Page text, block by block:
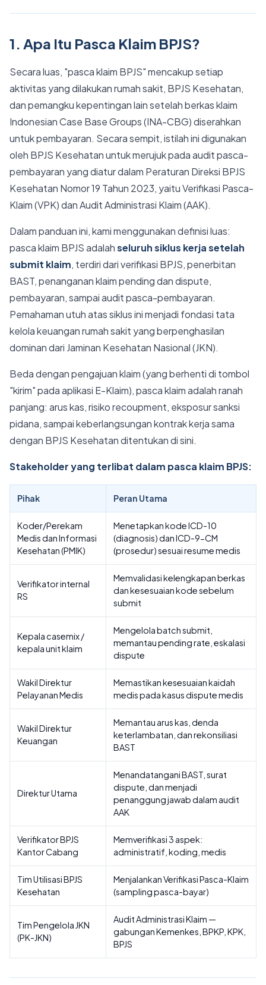
1. Apa Itu Pasca Klaim BPJS?
Secara luas, "pasca klaim BPJS" mencakup setiap
aktivitas yang dilakukan rumah sakit, BPJS Kesehatan,
dan pemangku kepentingan lain setelah berkas klaim
Indonesian Case Base Groups (INA-CBG) diserahkan
untuk pembayaran. Secara sempit, istilah ini digunakan
oleh BPJS Kesehatan untuk merujuk pada audit pasca-
pembayaran yang diatur dalam Peraturan Direksi BPJS
Kesehatan Nomor 19 Tahun 2023, yaitu Verifikasi Pasca-
Klaim (VPK) dan Audit Administrasi Klaim (AAK).
Dalam panduan ini, kami menggunakan definisi luas:
pasca klaim BPJS adalahseluruh siklus kerja setelah
submit klaim, terdiri dari verifikasi BPJS, penerbitan
BAST, penanganan klaim pending dan dispute,
pembayaran, sampai audit pasca-pembayaran.
Pemahaman utuh atas siklus ini menjadi fondasi tata
kelola keuangan rumah sakit yang berpenghasilan
dominan dari Jaminan Kesehatan Nasional (JKN).
Beda dengan pengajuan klaim (yang berhenti di tombol
"kirim" pada aplikasi E-Klaim), pasca klaim adalah ranah
panjang: arus kas, risiko recoupment, eksposur sanksi
pidana, sampai keberlangsungan kontrak kerja sama
dengan BPJS Kesehatan ditentukan di sini.
Stakeholder yang terlibat dalam pasca klaim BPJS:
Pihak Peran Utama
Koder/Perekam
Medis dan Informasi
Kesehatan (PMIK)
Menetapkan kode ICD-10
(diagnosis) dan ICD-9-CM
(prosedur) sesuai resume medis
Verifikator internal
RS
Memvalidasi kelengkapan berkas
dan kesesuaian kode sebelum
submit
Kepala casemix /
kepala unit klaim
Mengelola batch submit,
memantau pending rate, eskalasi
dispute
Wakil Direktur
Pelayanan Medis
Memastikan kesesuaian kaidah
medis pada kasus dispute medis
Wakil Direktur
Keuangan
Memantau arus kas, denda
keterlambatan, dan rekonsiliasi
BAST
Direktur Utama
Menandatangani BAST, surat
dispute, dan menjadi
penanggung jawab dalam audit
AAK
Verifikator BPJS
Kantor Cabang
Memverifikasi 3 aspek:
administratif, koding, medis
Tim Utilisasi BPJS
Kesehatan
Menjalankan Verifikasi Pasca-Klaim
(sampling pasca-bayar)
Tim Pengelola JKN
(PK-JKN)
Audit Administrasi Klaim —
gabungan Kemenkes, BPKP, KPK,
BPJS